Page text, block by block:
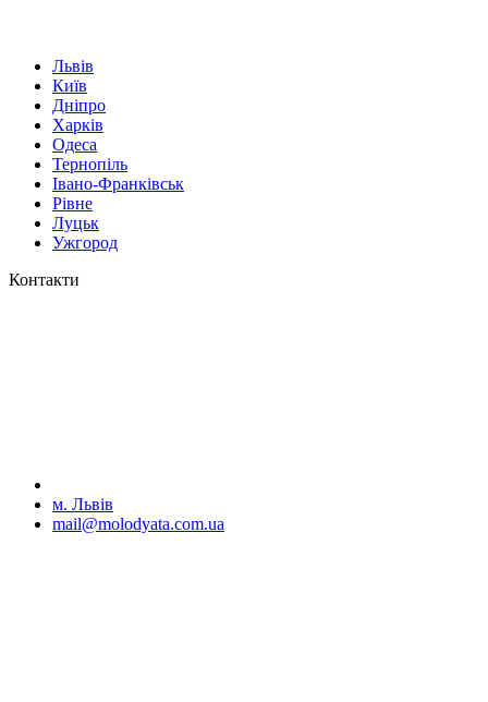
Львів
Київ
Дніпро
Харків
Одеса
Тернопіль
Івано-Франківськ
Рівне
Луцьк
Ужгород
Контакти
м. Львів
mail@molodyata.com.ua